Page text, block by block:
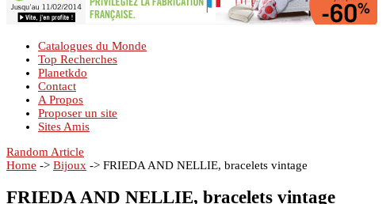
Catalogues du Monde
Top Recherches
Planetkdo
Contact
A Propos
Proposer un site
Sites Amis
Random Article
Home -> Bijoux -> FRIEDA AND NELLIE, bracelets vintage
FRIEDA AND NELLIE, bracelets vintage